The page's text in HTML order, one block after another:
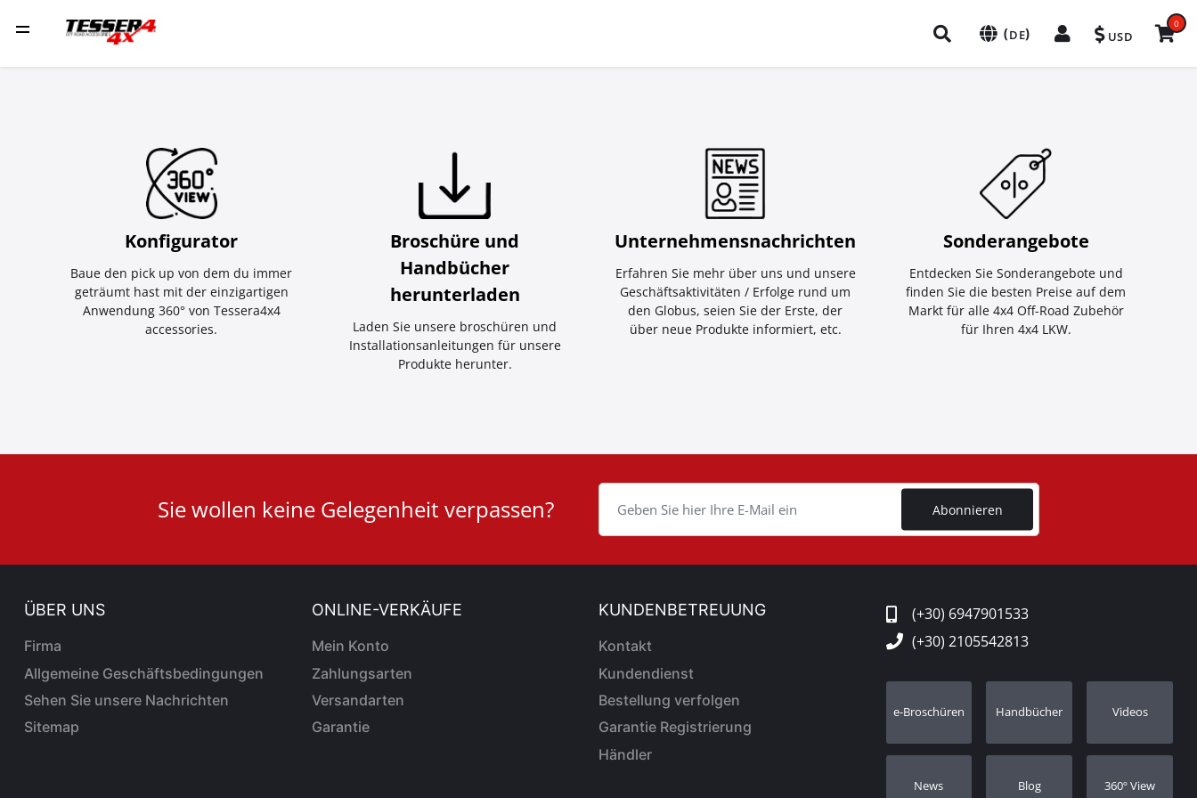
(DE) USD
0
Konfigurator
Baue den pick up von dem du immer
geträumt hast mit der einzigartigen
Anwendung 360° von Tessera4x4
accessories.
Broschüre und
Handbücher
herunterladen
Laden Sie unsere broschüren und
Installationsanleitungen für unsere
Produkte herunter.
Unternehmensnachrichten
Erfahren Sie mehr über uns und unsere
Geschäftsaktivitäten / Erfolge rund um
den Globus, seien Sie der Erste, der
über neue Produkte informiert, etc.
Sonderangebote
Entdecken Sie Sonderangebote und
finden Sie die besten Preise auf dem
Markt für alle 4x4 Off-Road Zubehör
für Ihren 4x4 LKW.
Sie wollen keine Gelegenheit verpassen? Abonnieren
ÜBER UNS
Firma
Allgemeine Geschäftsbedingungen
Sehen Sie unsere Nachrichten
Sitemap
ONLINE-VERKÄUFE
Mein Konto
Zahlungsarten
Versandarten
Garantie
KUNDENBETREUUNG
Kontakt
Kundendienst
Bestellung verfolgen
Garantie Registrierung
Händler
(+30) 6947901533
(+30) 2105542813
e-Broschüren Handbücher Videos
Νews Blog 360º View